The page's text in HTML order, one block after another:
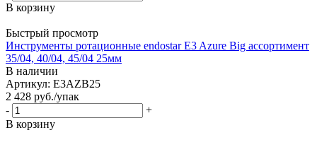
В корзину
Быстрый просмотр
Инструменты ротационные endostar E3 Azure Big ассортимент
35/04, 40/04, 45/04 25мм
В наличии
Артикул: E3AZB25
2 428 руб./упак
-
+
В корзину